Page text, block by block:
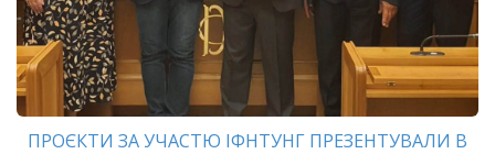
ПРОЄКТИ ЗА УЧАСТЮ ІФНТУНГ ПРЕЗЕНТУВАЛИ В